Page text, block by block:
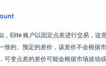
，Elite 账户以固定点差进行交易，这
致的、预定的差价，该差价不会根据
可变点差的差价可能会根据市场波动